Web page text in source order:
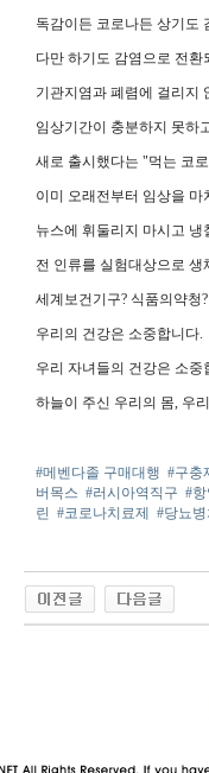
독감이든 코로나든 상기도
다만 하기도 감염으로 전
기관지염과 폐렴에 걸리지
임상기간이 충분하지 못하
새로 출시했다는 "먹는 코
이미 오래전부터 임상을
뉴스에 휘둘리지 마시고
전 인류를 실험대상으로
세계보건기구? 식품의약청
우리의 건강은 소중합니다.
우리 자녀들의 건강은 소중
하늘이 주신 우리의 몸, 우
#메벤다졸 구매대행 #구충
버목스 #러시아역직구 #
린 #코로나치료제 #당뇨